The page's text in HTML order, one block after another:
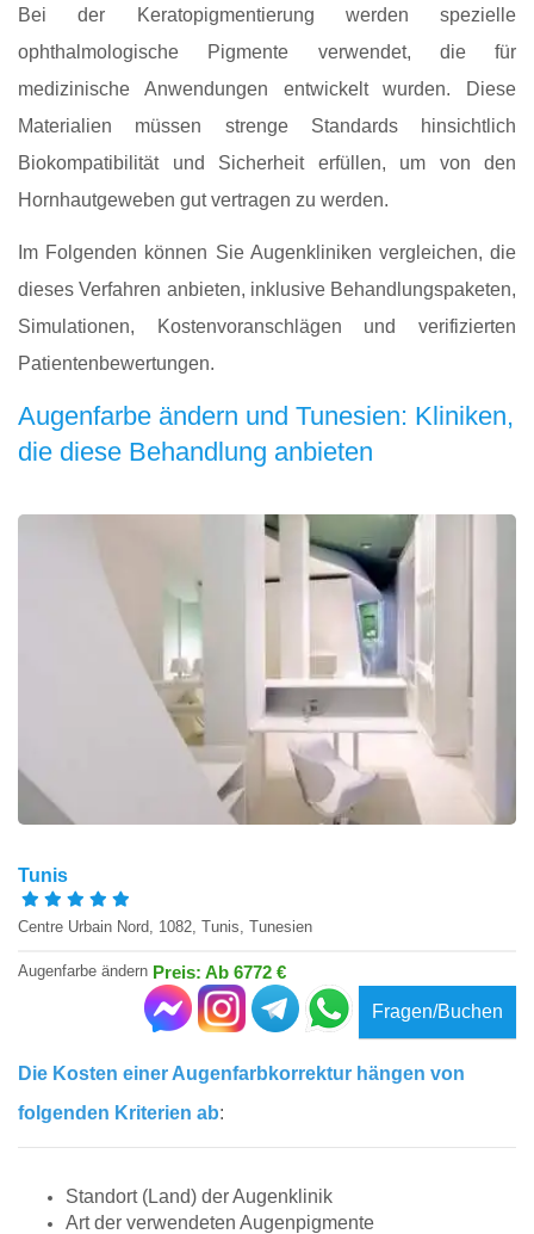
Bei der Keratopigmentierung werden spezielle
ophthalmologische Pigmente verwendet, die für
medizinische Anwendungen entwickelt wurden. Diese
Materialien müssen strenge Standards hinsichtlich
Biokompatibilität und Sicherheit erfüllen, um von den
Hornhautgeweben gut vertragen zu werden.
Im Folgenden können Sie Augenkliniken vergleichen, die
dieses Verfahren anbieten, inklusive Behandlungspaketen,
Simulationen, Kostenvoranschlägen und verifizierten
Patientenbewertungen.
Augenfarbe ändern und Tunesien: Kliniken,
die diese Behandlung anbieten
Tunis
Centre Urbain Nord, 1082, Tunis, Tunesien
Augenfarbe ändern Preis: Ab 6772 €
Fragen/Buchen
Die Kosten einer Augenfarbkorrektur hängen von
folgenden Kriterien ab:
Standort (Land) der Augenklinik
Art der verwendeten Augenpigmente